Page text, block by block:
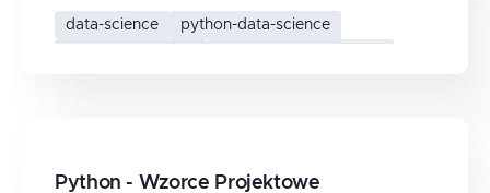
data-science
python-data-science
Python - Wzorce Projektowe